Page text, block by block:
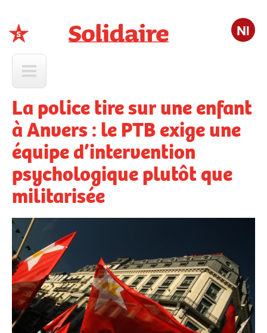
Nl
La police tire sur une enfant
à Anvers : le PTB exige une
équipe d’intervention
psychologique plutôt que
militarisée